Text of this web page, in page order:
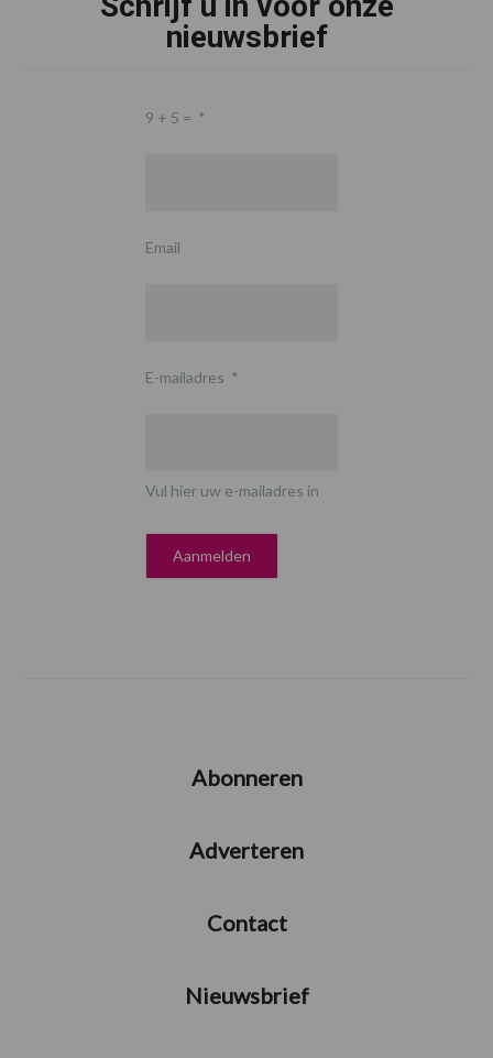
nieuwsbrief
9 + 5 = *
Email
E-mailadres *
Vul hier uw e-mailadres in
Abonneren
Adverteren
Contact
Nieuwsbrief